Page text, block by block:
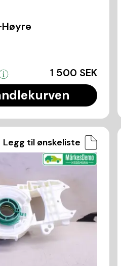
1 500 SEK
Legg til ønskeliste